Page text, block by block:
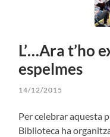
L’…Ara t’ho
espelmes
14/12/2015
Per celebrar aquesta
Biblioteca ha